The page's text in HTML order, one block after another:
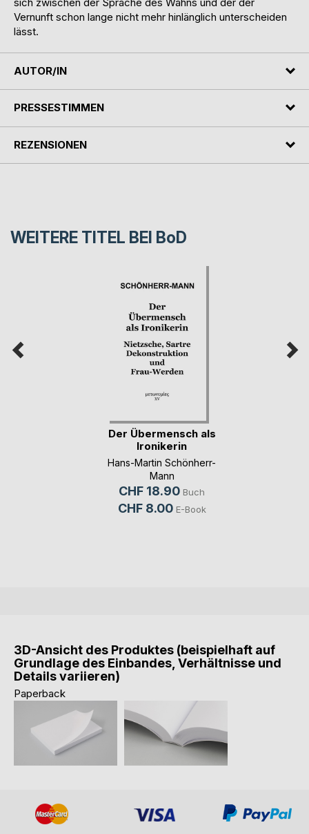
Vernunft schon lange nicht mehr hinlänglich unterscheiden
lässt.
AUTOR/IN
PRESSESTIMMEN
REZENSIONEN
WEITERE TITEL BEI BoD
Der Übermensch als
Ironikerin
Hans-Martin Schönherr-
Mann
CHF 18.90 Buch
CHF 8.00 E-Book
3D-Ansicht des Produktes (beispielhaft auf
Grundlage des Einbandes, Verhältnisse und
Details variieren)
Paperback